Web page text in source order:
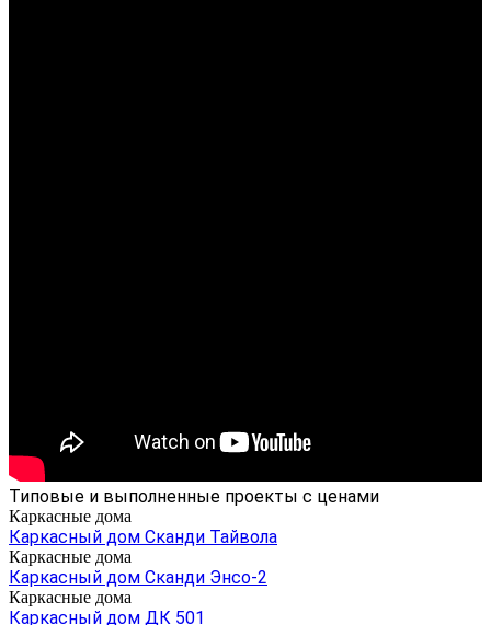
Типовые и выполненные проекты с ценами
Каркасные дома
Каркасный дом Сканди Тайвола
Каркасные дома
Каркасный дом Сканди Энсо-2
Каркасные дома
Каркасный дом ДК 501